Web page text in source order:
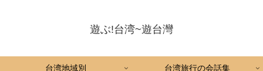
遊ぶ!台湾~遊台灣
台湾地域別 台湾旅行の会話集